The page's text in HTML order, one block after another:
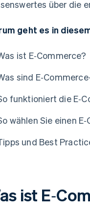
über die
geht es in
ist E‑Commerce?
sind
funktioniert die
wählen Sie einen
und Best
ist